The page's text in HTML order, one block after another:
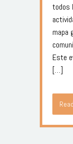
todos
mapa
Este
[…]